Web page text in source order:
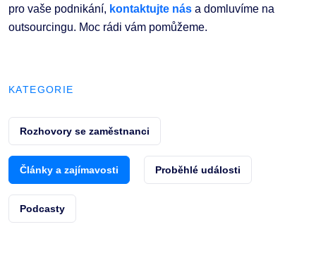
pro vaše podnikání, kontaktujte nás a domluvíme na
outsourcingu. Moc rádi vám pomůžeme.
KATEGORIE
Rozhovory se zaměstnanci
Články a zajímavosti Proběhlé události
Podcasty